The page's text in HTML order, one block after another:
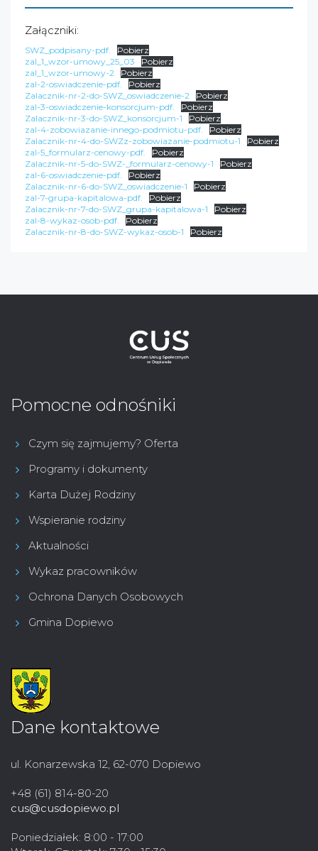
Załączniki:
SWZ_podpisany-pdf.
Pobierz
zal_1_wzor-umowy_25_03
Pobierz
zal_1_wzor-umowy-2
Pobierz
zal-2-oswiadczenie-pdf.
Pobierz
Zalacznik-nr-2-do-SWZ_oswiadczenie-2
Pobierz
zal-3-oswiadczenie-konsorcjum-pdf.
Pobierz
Zalacznik-nr-3-do-SWZ_konsorcjum-1
Pobierz
zal-4-zobowiazanie-innego-podmiotu-pdf.
Pobierz
Zalacznik-nr-4-do-SWZz-zobowiazanie-podmiotu-1
Pobierz
zal-5_formularz-cenowy-pdf.
Pobierz
Zalacznik-nr-5-do-SWZ-_formularz-cenowy-1
Pobierz
zal-6-oswiadczenie-pdf.
Pobierz
Zalacznik-nr-6-do-SWZ_oswiadczenie-1
Pobierz
zal-7-grupa-kapitalowa-pdf.
Pobierz
Zalacznik-nr-7-do-SWZ_grupa-kapitalowa-1
Pobierz
zal-8-wykaz-osob-pdf.
Pobierz
Zalacznik-nr-8-do-SWZ-wykaz-osob-1
Pobierz
Pomocne odnośniki
Czym się zajmujemy? Oferta
Programy i dokumenty
Karta Dużej Rodziny
Wspieranie rodziny
Aktualności
Wykaz pracowników
Ochrona Danych Osobowych
Gmina Dopiewo
Dane kontaktowe
ul. Konarzewska 12, 62-070 Dopiewo
+48 (61) 814-80-20
cus@cusdopiewo.pl
Poniedziałek: 8:00 - 17:00